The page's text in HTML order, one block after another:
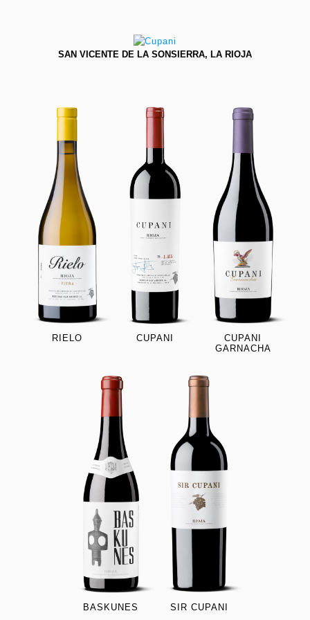
SAN VICENTE DE LA SONSIERRA, LA RIOJA
RIELO CUPANI
CUPANI
GARNACHA
BASKUNES SIR CUPANI